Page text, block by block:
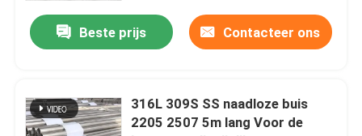
SS 304 Pijp
Beste prijs Contacteer ons
316L 309S SS naadloze buis
2205 2507 5m lang Voor de